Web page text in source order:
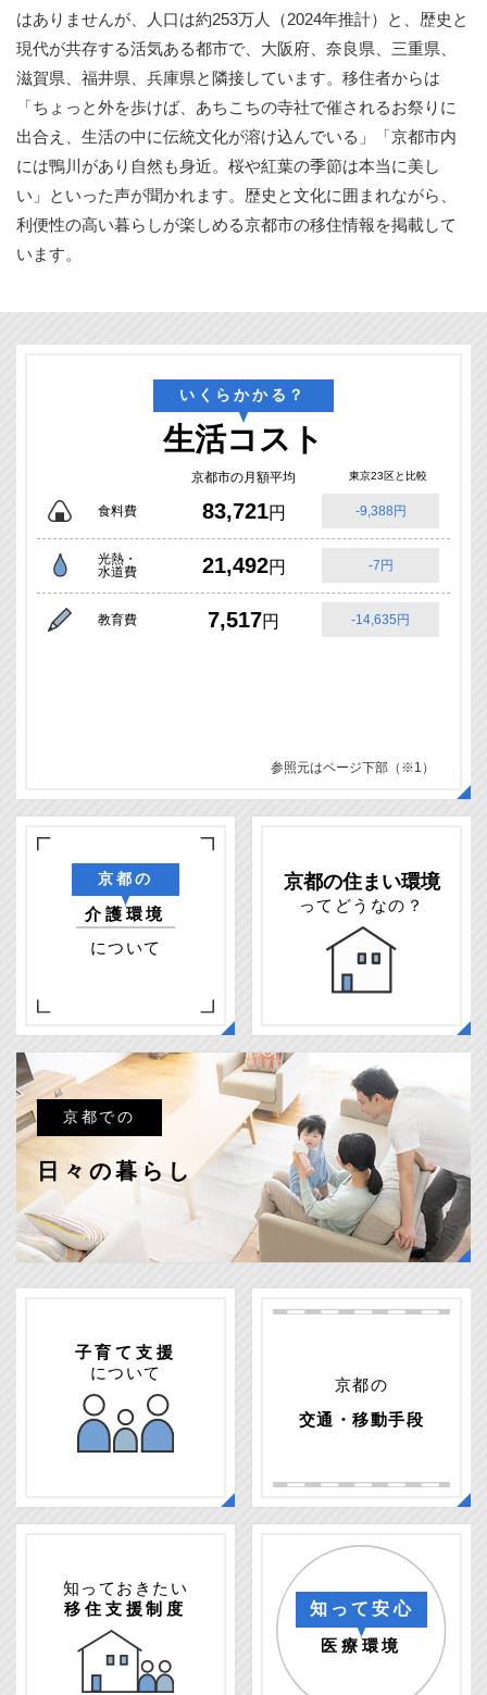
はありませんが、人口は約253万人（2024年推計）と、歴史と
現代が共存する活気ある都市で、大阪府、奈良県、三重県、
滋賀県、福井県、兵庫県と隣接しています。移住者からは
「ちょっと外を歩けば、あちこちの寺社で催されるお祭りに
出合え、生活の中に伝統文化が溶け込んでいる」「京都市内
には鴨川があり自然も身近。桜や紅葉の季節は本当に美し
い」といった声が聞かれます。歴史と文化に囲まれながら、
利便性の高い暮らしが楽しめる京都市の移住情報を掲載して
います。
いくらかかる？
生活コスト
京都市の月額平均 東京23区と比較
食料費 83,721円 -9,388円
光熱・
水道費
21,492円 -7円
教育費 7,517円 -14,635円
参照元はページ下部（※1）
京都の
介護環境
について
京都の住まい環境
ってどうなの？
子育て支援
について
京都の
交通・移動手段
知っておきたい
移住支援制度
知って安心
医療環境
京都での
日々の暮らし